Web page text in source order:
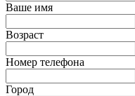
Ваше имя
Возраст
Номер телефона
Город